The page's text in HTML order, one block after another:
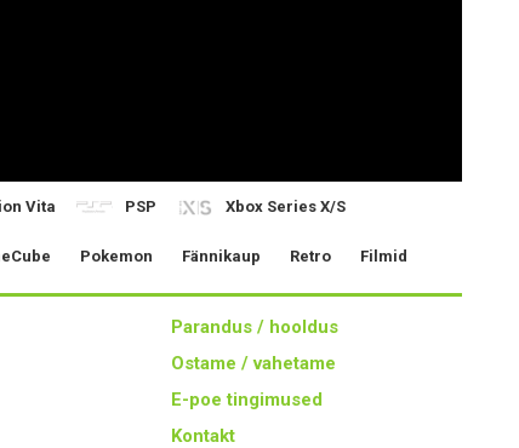
Vita PSP Xbox Series X/S
Pokemon Fännikaup Retro Filmid
Parandus / hooldus
Ostame / vahetame
E-poe tingimused
Kontakt